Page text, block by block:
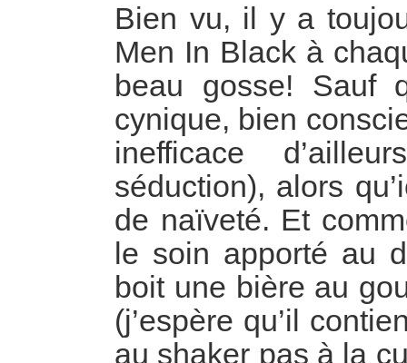
Bien vu, il y a
Men In Black à
beau gosse! Sauf
cynique, bien
inefficace
séduction), alors
de naïveté. Et
le soin apporté au
boit une bière au
(j’espère qu’il
au shaker pas à la